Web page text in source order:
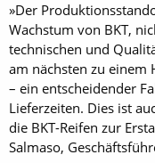
»Der
Wachstum von BKT,
technischen und
am nächsten zu einem
– ein entscheidender
Lieferzeiten. Dies ist
die BKT-Reifen zur
Salmaso,